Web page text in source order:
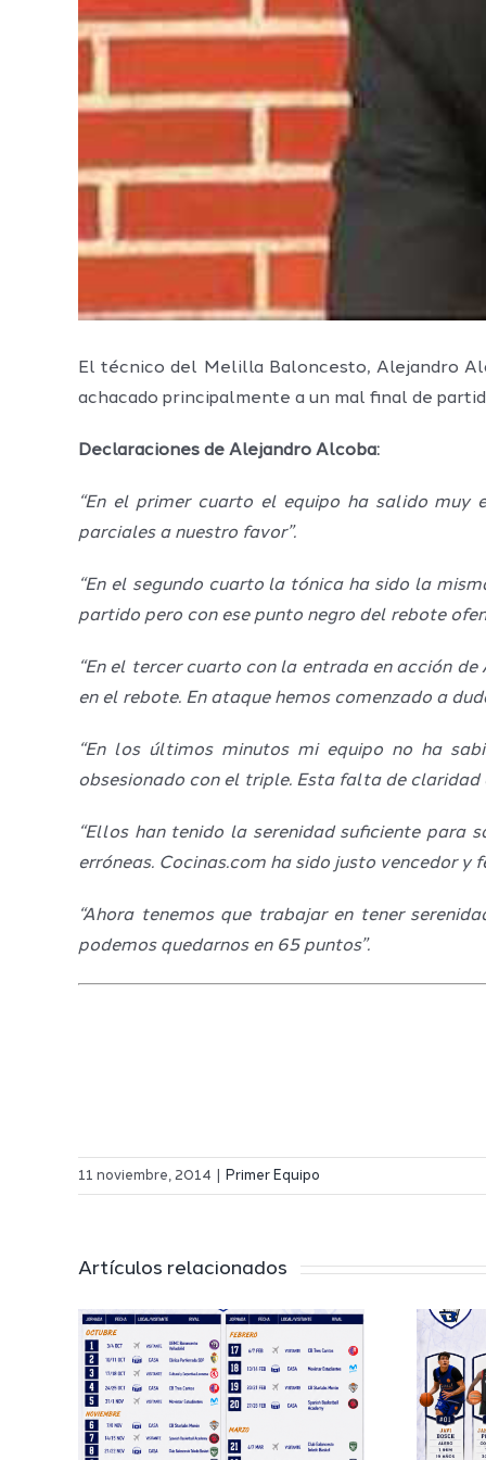
El técnico del Melilla Baloncesto, Alejandro
achacado principalmente a un mal final de
Declaraciones de Alejandro Alcoba:
“En el primer cuarto el equipo ha salido muy
parciales a nuestro favor”.
“En el segundo cuarto la tónica ha sido la
partido pero con ese punto negro del rebote
“En el tercer cuarto con la entrada en acción
en el rebote. En ataque hemos comenzado a
“En los últimos minutos mi equipo no ha
obsesionado con el triple. Esta falta de
“Ellos han tenido la serenidad suficiente para
erróneas. Cocinas.com ha sido justo vencedor y
“Ahora tenemos que trabajar en tener
podemos quedarnos en 65 puntos”.
11 noviembre, 2014 Primer Equipo
Artículos relacionados
El Melilla
Ciudad del
Deporte
completa su
proyecto